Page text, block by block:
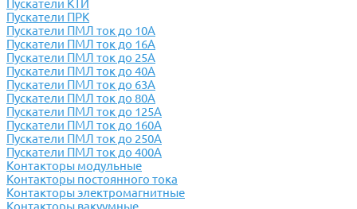
Пускатели КТИ
Пускатели ПРК
Пускатели ПМЛ ток до 10А
Пускатели ПМЛ ток до 16А
Пускатели ПМЛ ток до 25А
Пускатели ПМЛ ток до 40А
Пускатели ПМЛ ток до 63А
Пускатели ПМЛ ток до 80А
Пускатели ПМЛ ток до 125А
Пускатели ПМЛ ток до 160А
Пускатели ПМЛ ток до 250А
Пускатели ПМЛ ток до 400А
Контакторы модульные
Контакторы постоянного тока
Контакторы электромагнитные
Контакторы вакуумные